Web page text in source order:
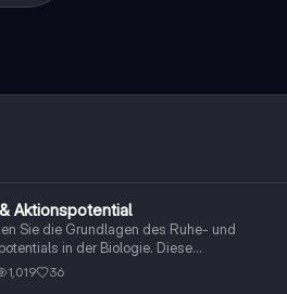
Aktionspotential
Sie die Grundlagen des Ruhe- und
in der Biologie. Diese
bietet klare Definitionen, detaillierte
von Depolarisation bis Hyperpolarisation, sowie
1,019 36